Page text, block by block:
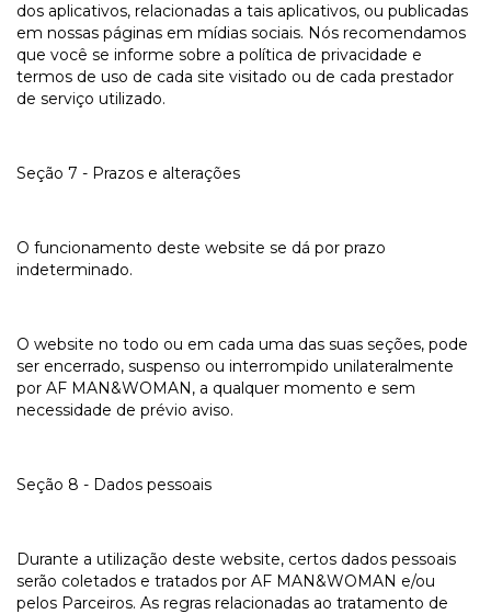
dos aplicativos, relacionadas a tais aplicativos, ou publicadas
em nossas páginas em mídias sociais. Nós recomendamos
que você se informe sobre a política de privacidade e
termos de uso de cada site visitado ou de cada prestador
de serviço utilizado.
Seção 7 - Prazos e alterações
O funcionamento deste website se dá por prazo
indeterminado.
O website no todo ou em cada uma das suas seções, pode
ser encerrado, suspenso ou interrompido unilateralmente
por AF MAN&WOMAN, a qualquer momento e sem
necessidade de prévio aviso.
Seção 8 - Dados pessoais
Durante a utilização deste website, certos dados pessoais
serão coletados e tratados por AF MAN&WOMAN e/ou
pelos Parceiros. As regras relacionadas ao tratamento de